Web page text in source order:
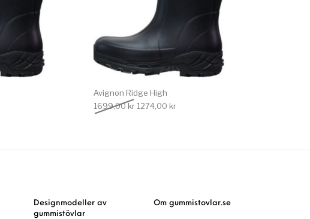
priset var: 1699,00 kr.
nuvarande priset är: 1274,00 kr.
Avignon Ridge High
1699,00kr Det ursprungliga priset var: 1699,00 kr.
1274,00 krDet nuvarande priset är: 1274,00 kr.
Designmodeller av
gummistövlar
Om gummistovlar.se